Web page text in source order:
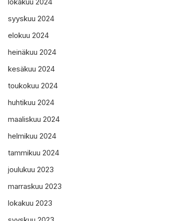
syyskuu 2024
elokuu 2024
heinäkuu 2024
kesäkuu 2024
toukokuu 2024
huhtikuu 2024
maaliskuu 2024
helmikuu 2024
tammikuu 2024
joulukuu 2023
marraskuu 2023
lokakuu 2023